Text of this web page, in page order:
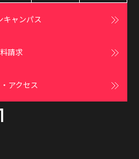
キャンパス
請求
アクセス